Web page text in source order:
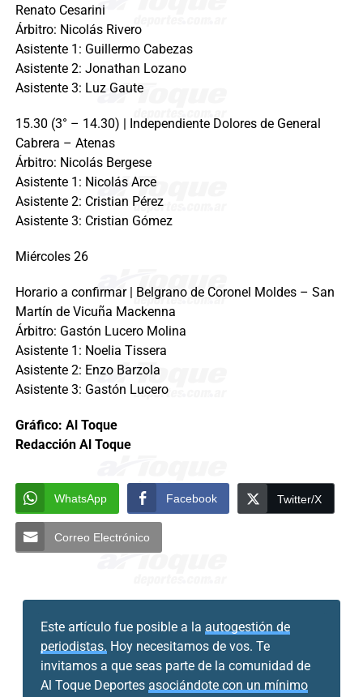
Renato Cesarini
Árbitro: Nicolás Rivero
Asistente 1: Guillermo Cabezas
Asistente 2: Jonathan Lozano
Asistente 3: Luz Gaute
15.30 (3° – 14.30) | Independiente Dolores de General
Cabrera – Atenas
Árbitro: Nicolás Bergese
Asistente 1: Nicolás Arce
Asistente 2: Cristian Pérez
Asistente 3: Cristian Gómez
Miércoles 26
Horario a confirmar | Belgrano de Coronel Moldes – San
Martín de Vicuña Mackenna
Árbitro: Gastón Lucero Molina
Asistente 1: Noelia Tissera
Asistente 2: Enzo Barzola
Asistente 3: Gastón Lucero
Gráfico: Al Toque
Redacción Al Toque
WhatsApp Facebook Twitter/X
Correo Electrónico
Este artículo fue posible a la autogestión de
periodistas. Hoy necesitamos de vos. Te
invitamos a que seas parte de la comunidad de
Al Toque Deportes asociándote con un mínimo